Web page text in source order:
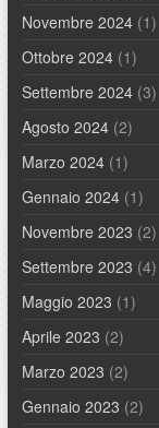
Novembre 2024(1)
Ottobre 2024(1)
Settembre 2024(3)
Agosto 2024(2)
Marzo 2024(1)
Gennaio 2024(1)
Novembre 2023 (2)
Settembre 2023 (4)
Maggio 2023 (1)
Aprile 2023 (2)
Marzo 2023 (2)
Gennaio 2023 (2)